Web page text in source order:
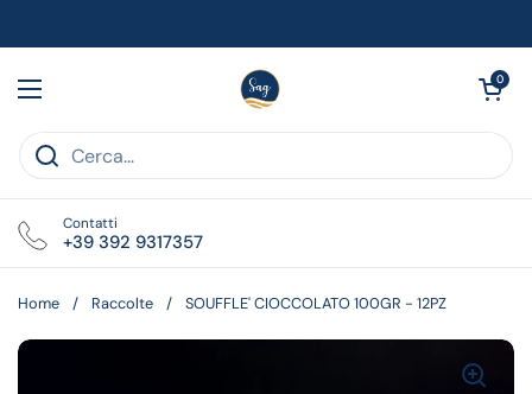
Apri menu
Apri carrello
0
Contatti
+39 392 9317357
Home / Raccolte / SOUFFLE' CIOCCOLATO 100GR - 12PZ